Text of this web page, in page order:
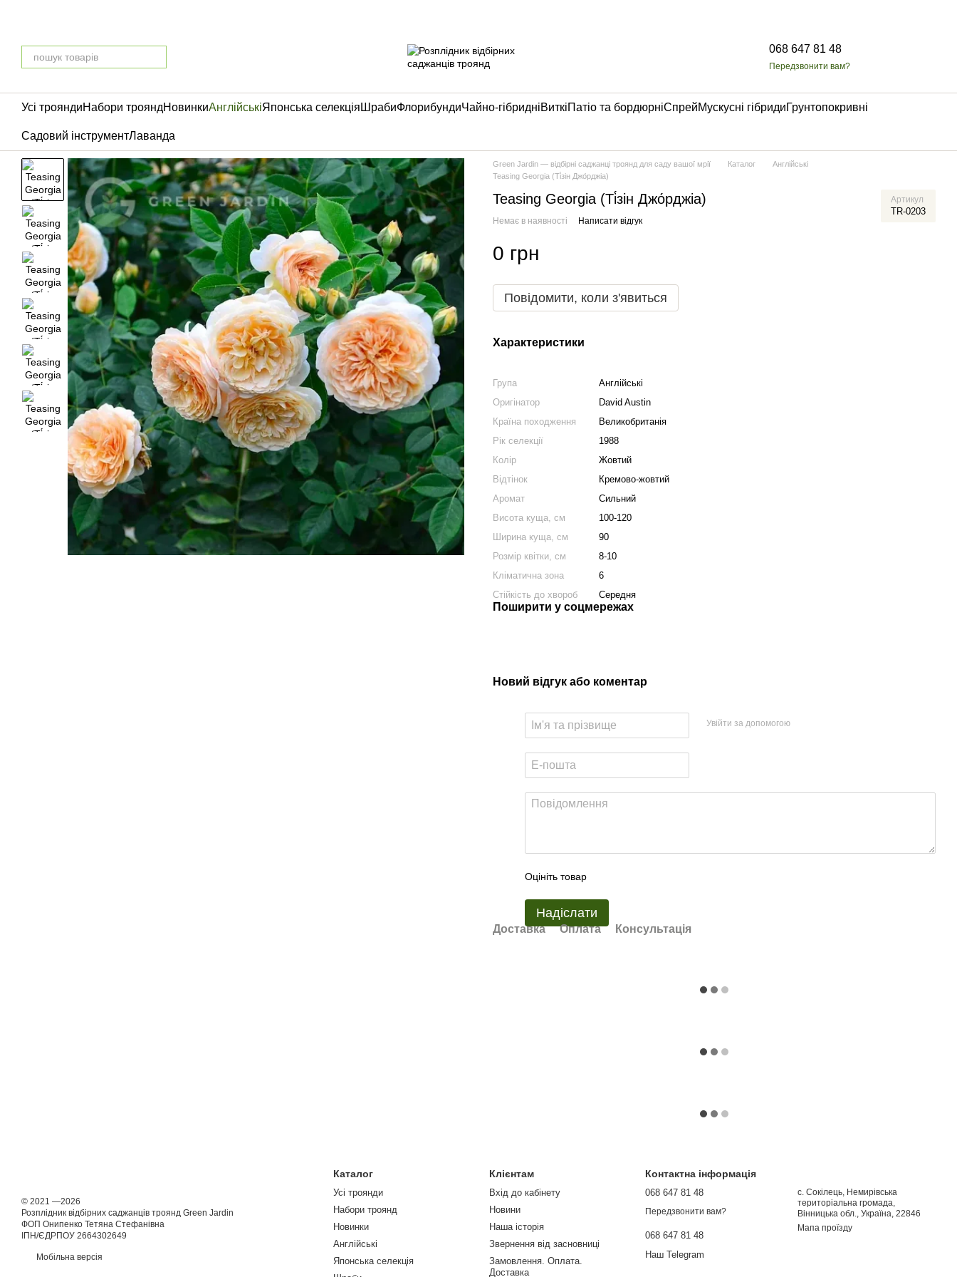
068 647 81 48
Передзвонити вам?
Усі трояндиНабори трояндНовинкиАнглійськіЯпонська селекція ШрабиФлорибундиЧайно-гібридніВиткіПатіо та бордюрніСпрейМускусні гібридиГрунтопокривні
Садовий інструментЛаванда
Green Jardin — відбірні саджанці троянд для саду вашої мрії Каталог
Англійські
Teasing Georgia (Ті́зін Джо́рджіа)
Teasing Georgia (Ті́зін Джо́рджіа) Артикул
TR-0203
Немає в наявності Написати відгук
0 грн
Повідомити, коли з'явиться
Характеристики
Група
Англійські
Оригінатор
David Austin
Країна походження
Великобританія
Рік селекції
1988
Колір
Жовтий
Відтінок
Кремово-жовтий
Аромат
Сильний
Висота куща, см
100-120
Ширина куща, см
90
Розмір квітки, см
8-10
Кліматична зона
6
Стійкість до хвороб
Середня
Поширити у соцмережах
Новий відгук або коментар
Увійти за допомогою
Оцініть товар
Надіслати
Доставка Оплата Консультація
© 2021 —2026
Розплідник відбірних саджанців троянд Green Jardin
ФОП Онипенко Тетяна Стефанівна
ІПН/ЄДРПОУ 2664302649
Мобільна версія
Каталог
Усі троянди
Набори троянд
Новинки
Англійські
Японська селекція
Клієнтам
Вхід до кабінету
Новини
Наша історія
Звернення від засновниці
Замовлення. Оплата.
Доставка
Контактна інформація
068 647 81 48
Передзвонити вам?
068 647 81 48
Наш Telegram
с. Сокілець, Немирівська
територіальна громада,
Вінницька обл., Україна, 22846
Мапа проїзду